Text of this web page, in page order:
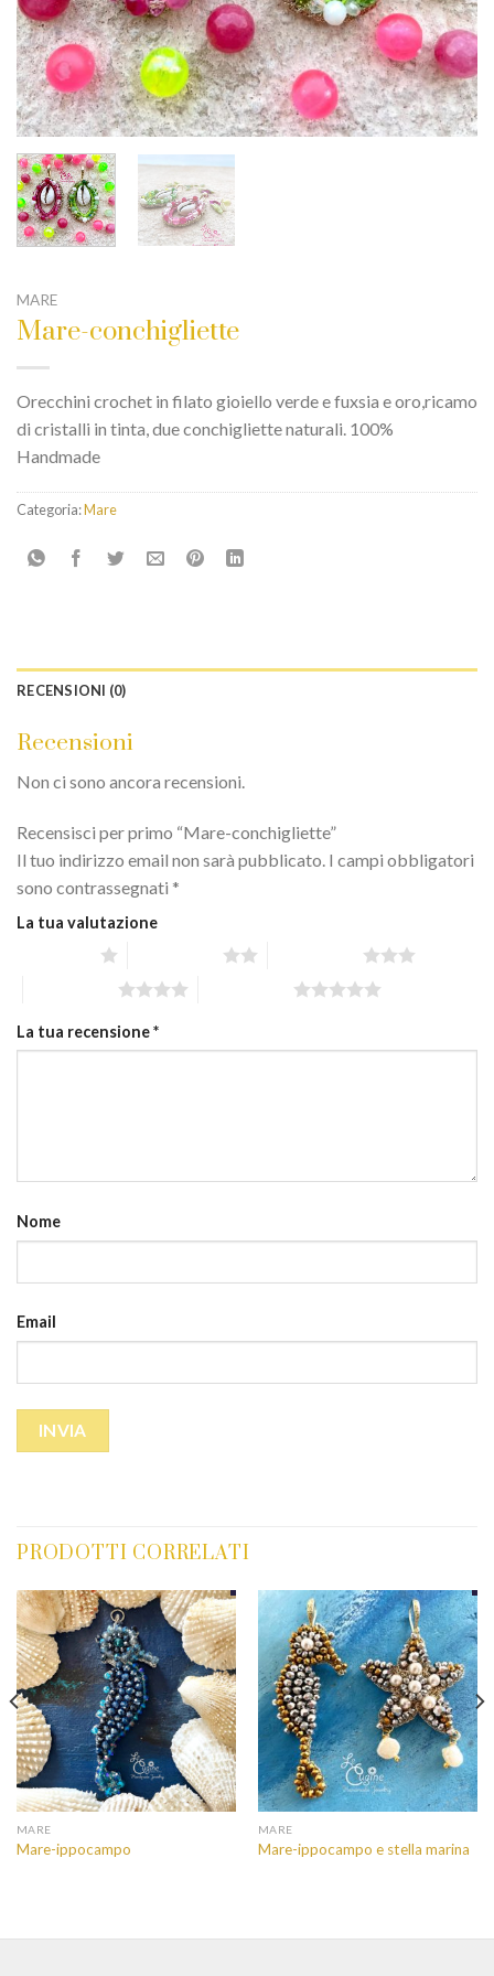
MARE
Mare-conchigliette
Orecchini crochet in filato gioiello verde e fuxsia e oro,ricamo
di cristalli in tinta, due conchigliette naturali. 100%
Handmade
Categoria:Mare
RECENSIONI (0)
Recensioni
Non ci sono ancora recensioni.
Recensisci per primo “Mare-conchigliette”
Il tuo indirizzo email non sarà pubblicato. I campi obbligatori
sono contrassegnati *
La tua valutazione
La tua recensione*
Nome
Email
PRODOTTI CORRELATI
MARE
Mare-ippocampo
MARE
Mare-ippocampo e stella marina